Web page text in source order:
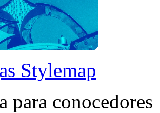
Stylemap
para conocedores